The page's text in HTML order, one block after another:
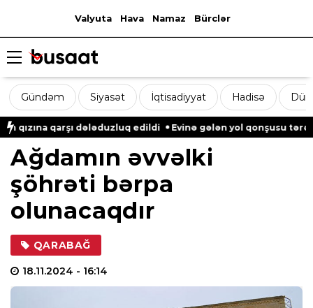
Valyuta Hava Namaz Bürclər
Gündəm Siyasət İqtisadiyyat Hadisə
dələduzluq edildi Evinə gələn yol qonşusu tərəfindən zəbt
Ağdamın əvvəlki
şöhrəti bərpa
olunacaqdır
QARABAĞ
18.11.2024 - 16:14